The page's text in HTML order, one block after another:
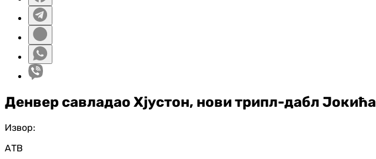
Денвер савладао Хјустон, нови трипл-дабл Јокића
Извор:
АТВ